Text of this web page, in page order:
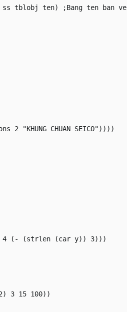
tblobj ten) ;Bang ten ban ve
CHUAN SEICO"))))
4 (- (strlen (car y)) 3)))
3 15 100))